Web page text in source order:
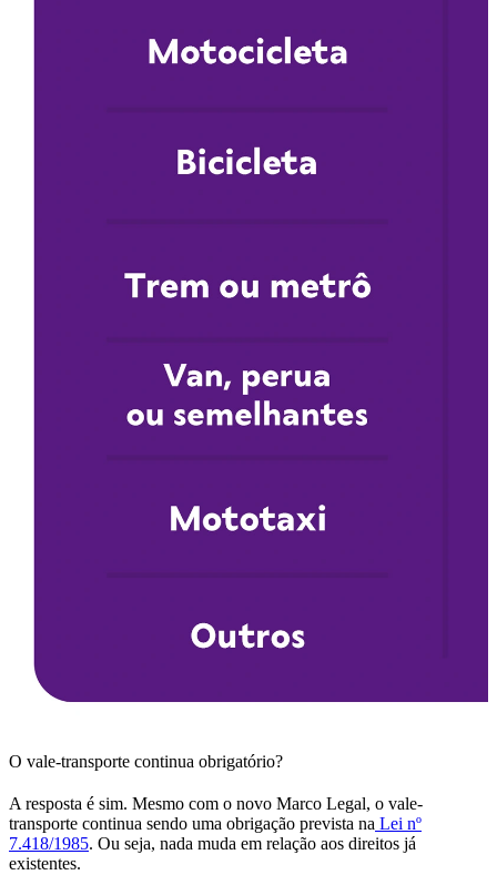
O vale-transporte continua obrigatório?
A resposta é sim. Mesmo com o novo Marco Legal, o vale-
transporte continua sendo uma obrigação prevista na Lei nº
7.418/1985. Ou seja, nada muda em relação aos direitos já
existentes.